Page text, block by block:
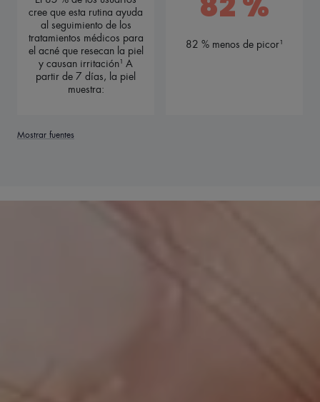
cree que esta rutina ayuda
al seguimiento de los
tratamientos médicos para
el acné que resecan la piel
y causan irritación¹ A
partir de 7 días, la piel
muestra:
82 % menos de picor¹
Mostrar fuentes